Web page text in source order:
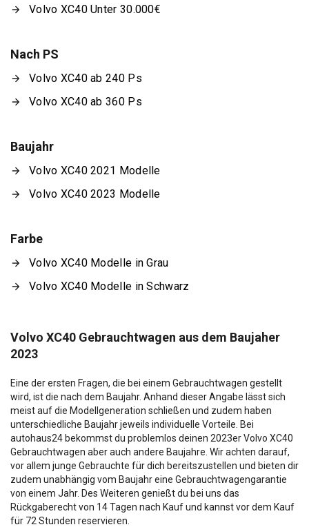
Volvo XC40 Unter 30.000€
Nach PS
Volvo XC40 ab 240 Ps
Volvo XC40 ab 360 Ps
Baujahr
Volvo XC40 2021 Modelle
Volvo XC40 2023 Modelle
Farbe
Volvo XC40 Modelle in Grau
Volvo XC40 Modelle in Schwarz
Volvo XC40 Gebrauchtwagen aus dem Baujaher
2023
Eine der ersten Fragen, die bei einem Gebrauchtwagen gestellt
wird, ist die nach dem Baujahr. Anhand dieser Angabe lässt sich
meist auf die Modellgeneration schließen und zudem haben
unterschiedliche Baujahr jeweils individuelle Vorteile. Bei
autohaus24 bekommst du problemlos deinen 2023er Volvo XC40
Gebrauchtwagen aber auch andere Baujahre. Wir achten darauf,
vor allem junge Gebrauchte für dich bereitszustellen und bieten dir
zudem unabhängig vom Baujahr eine Gebrauchtwagengarantie
von einem Jahr. Des Weiteren genießt du bei uns das
Rückgaberecht von 14 Tagen nach Kauf und kannst vor dem Kauf
für 72 Stunden reservieren.